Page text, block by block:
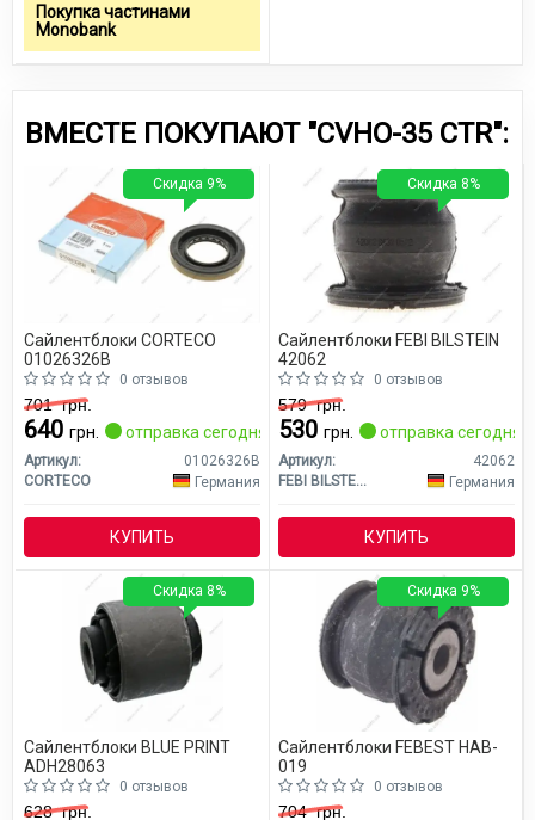
Покупка частинами
Monobank
ВМЕСТЕ ПОКУПАЮТ "CVHO-35 CTR":
Сайлентблоки CORTECO
01026326B
0 отзывов
701грн.
640 грн. отправка сегодня
Артикул:
01026326B
CORTECO
Германия
КУПИТЬ
Скидка 9%
Сайлентблоки FEBI BILSTEIN
42062
0 отзывов
579грн.
530 грн. отправка сегодня
Артикул:
42062
FEBI BILSTEIN
Германия
КУПИТЬ
Скидка 8%
Сайлентблоки BLUE PRINT
ADH28063
0 отзывов
628грн.
Скидка 8%
Сайлентблоки FEBEST HAB-
019
0 отзывов
704грн.
Скидка 9%